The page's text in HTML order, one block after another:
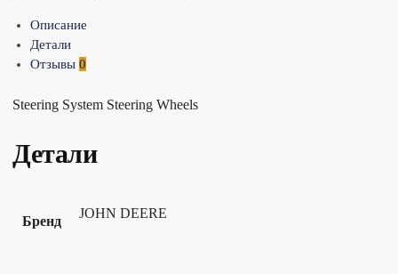
Описание
Детали
Отзывы 0
Steering System Steering Wheels
Детали
Бренд
JOHN DEERE